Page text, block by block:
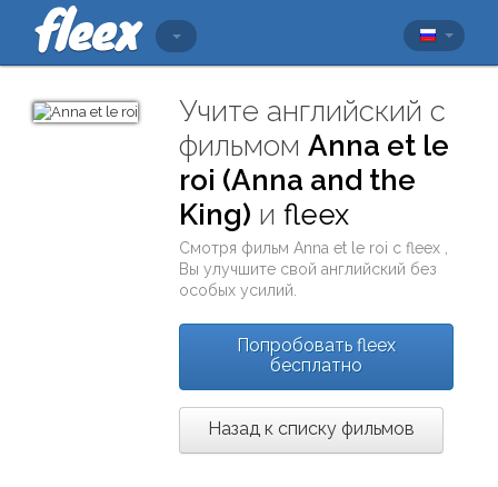
Учите английский с
фильмомAnna et le
roi (Anna and the
King) иfleex
Смотря фильмAnna et le roi сfleex
Вы улучшите свой английский без
особых усилий.
Попробовать fleex
бесплатно
Назад к списку фильмов